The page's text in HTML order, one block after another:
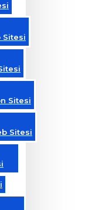
Sitesi
Sitesi
Sitesi